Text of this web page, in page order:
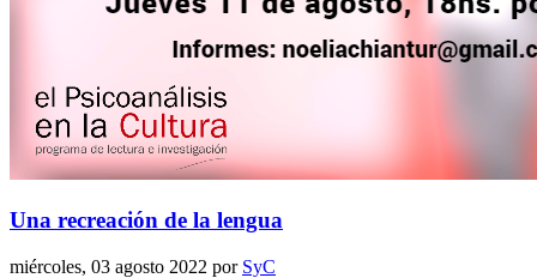
Una recreación de la lengua
miércoles, 03 agosto 2022 por SyC